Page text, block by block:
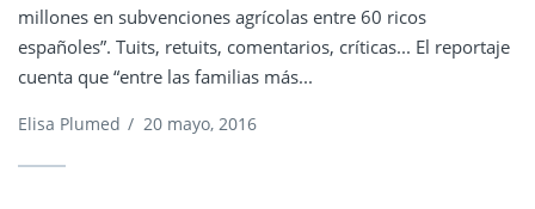
millones en subvenciones agrícolas entre 60 ricos
españoles”. Tuits, retuits, comentarios, críticas... El reportaje
cuenta que “entre las familias más...
Elisa Plumed / 20 mayo, 2016